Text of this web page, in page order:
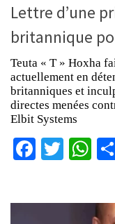
Lettre d’une
britannique
Teuta « T » Hoxha
actuellement en
britanniques et
directes menées
Elbit Systems